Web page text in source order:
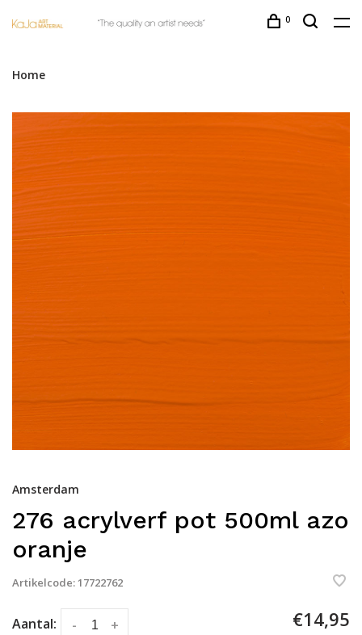
0
Home
Amsterdam
276 acrylverf pot 500ml azo
oranje
Artikelcode:17722762
Aantal: +
- €14,95